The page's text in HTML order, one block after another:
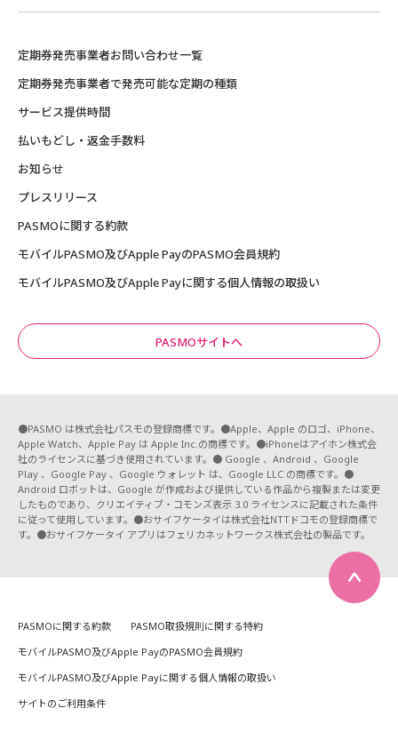
定期券発売事業者お問い合わせ一覧
定期券発売事業者で発売可能な定期の種類
サービス提供時間
払いもどし・返金手数料
お知らせ
プレスリリース
PASMOに関する約款
モバイルPASMO及びApple PayのPASMO会員規約
モバイルPASMO及びApple Payに関する個人情報の取扱い
PASMOサイトへ
●PASMO は株式会社パスモの登録商標です。●Apple、Apple のロゴ、iPhone、
Apple Watch、Apple Pay は Apple Inc.の商標です。●iPhoneはアイホン株式会
社のライセンスに基づき使用されています。● Google 、Android 、Google
Play 、Google Pay 、Google ウォレット は、Google LLC の商標です。●
Android ロボットは、Google が作成および提供している作品から複製または変更
したものであり、クリエイティブ・コモンズ表示 3.0 ライセンスに記載された条件
に従って使用しています。●おサイフケータイは株式会社NTTドコモの登録商標で
す。●おサイフケータイ アプリはフェリカネットワークス株式会社の製品です。
PASMOに関する約款
PASMO取扱規則に関する特約
モバイルPASMO及びApple PayのPASMO会員規約
モバイルPASMO及びApple Payに関する個人情報の取扱い
サイトのご利用条件